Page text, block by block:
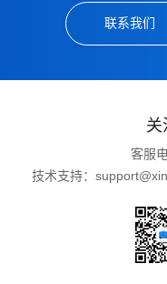
联系我们
关
客服
技术支持：